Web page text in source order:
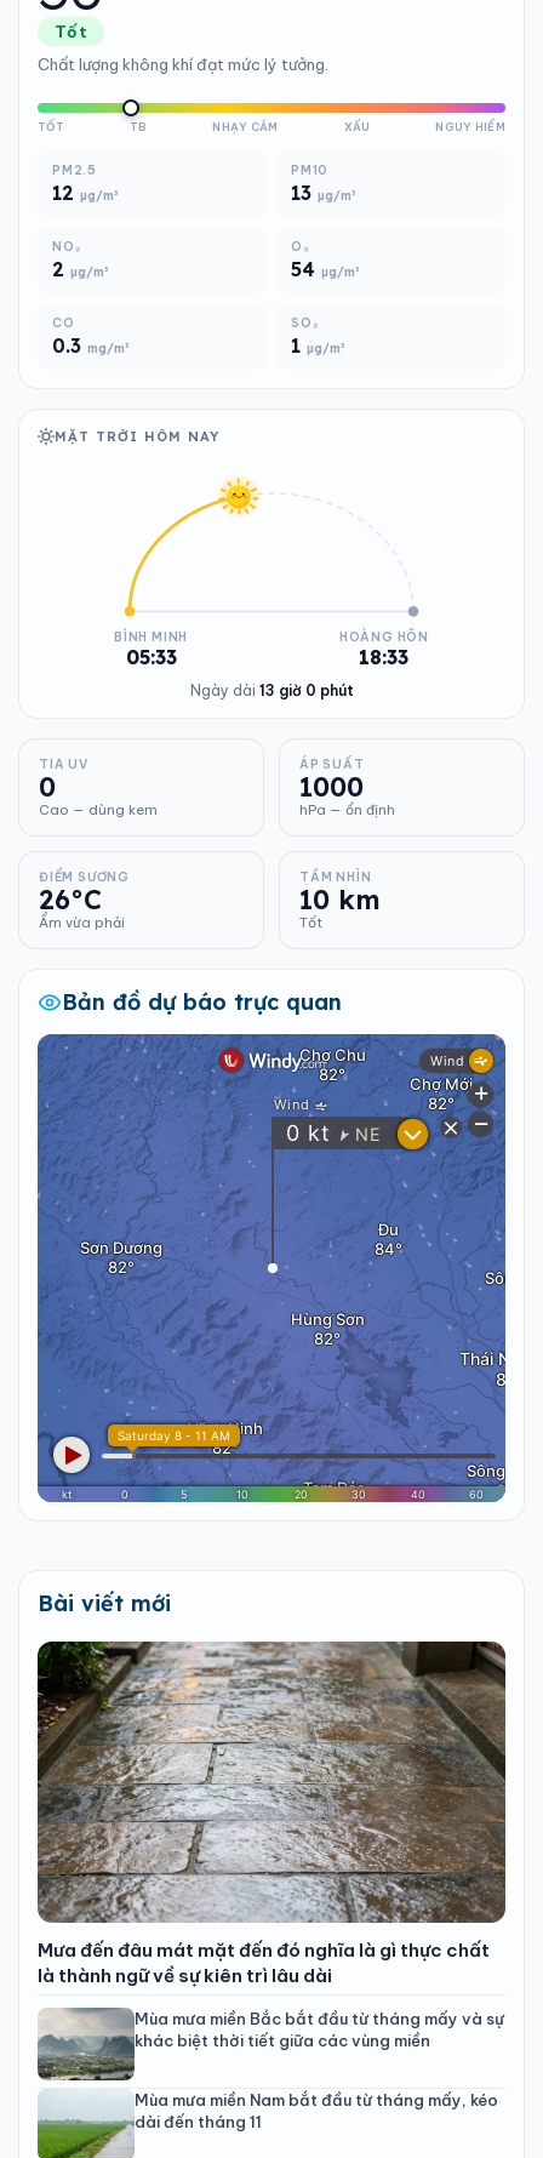
Tốt
Chất lượng không khí đạt mức lý tưởng.
TỐT TB NHẠY CẢM XẤU NGUY HIỂM
PM2.5
12 µg/m³
PM10
13 µg/m³
NO₂
2 µg/m³
O₃
54 µg/m³
CO
0.3 mg/m³
SO₂
1 µg/m³
MẶT TRỜI HÔM NAY
BÌNH MINH
05:33
HOÀNG HÔN
18:33
Ngày dài 13 giờ 0 phút
TIA UV
0
Cao — dùng kem
ÁP SUẤT
1000
hPa — ổn định
ĐIỂM SƯƠNG
26°C
Ẩm vừa phải
TẦM NHÌN
10 km
Tốt
Bản đồ dự báo trực quan
Bài viết mới
Mưa đến đâu mát mặt đến đó nghĩa là gì thực chất
là thành ngữ về sự kiên trì lâu dài
Mùa mưa miền Bắc bắt đầu từ tháng mấy và sự
khác biệt thời tiết giữa các vùng miền
Mùa mưa miền Nam bắt đầu từ tháng mấy, kéo
dài đến tháng 11